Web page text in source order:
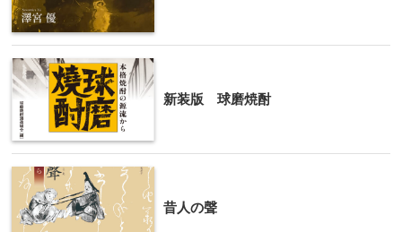
新装版 球磨焼酎
昔人の聲